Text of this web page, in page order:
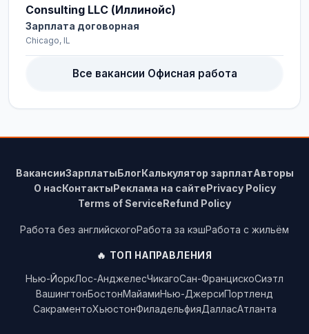
Consulting LLC (Иллинойс)
Зарплата договорная
Chicago, IL
Все вакансии Офисная работа
ВакансииЗарплатыБлогКалькулятор зарплатАвторы
О насКонтактыРеклама на сайтеPrivacy Policy
Terms of ServiceRefund Policy
Работа без английскогоРабота за кэшРабота с жильём
🔥 ТОП НАПРАВЛЕНИЯ
Нью-ЙоркЛос-АнджелесЧикагоСан-ФранцискоСиэтл
ВашингтонБостонМайамиНью-ДжерсиПортленд
СакраментоХьюстонФиладельфияДалласАтланта